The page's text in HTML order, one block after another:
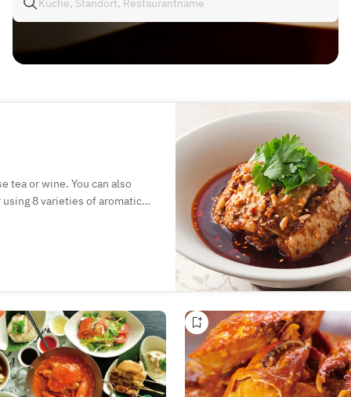
tea or wine. You can also
8 varieties of aromatic